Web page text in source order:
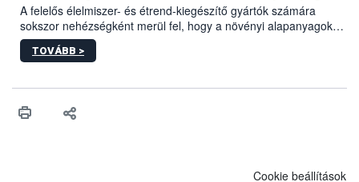
növényi kivonatok élelmiszer-biztonsági
kockázatértékeléséhez szükséges adatbázisokról
A felelős élelmiszer- és étrend-kiegészítő gyártók számára
sokszor nehézségként merül fel, hogy a növényi alapanyagok
és kivonatok, melyek jelenleg uniós szinten nem szabályozottak,
milyen tisztasági, minőségi és biztonsági paramétereknek
minden adatot összevetve dönteni arról, hogy egy alapanyagot
folyamatban szeretnénk segítséget nyújtani a vállalkozásnak az
TOVÁBB >
Cookie beállítások